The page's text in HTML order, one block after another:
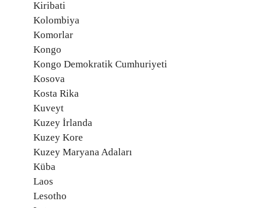
Kiribati
Kolombiya
Komorlar
Kongo
Kongo Demokratik Cumhuriyeti
Kosova
Kosta Rika
Kuveyt
Kuzey İrlanda
Kuzey Kore
Kuzey Maryana Adaları
Küba
Laos
Lesotho